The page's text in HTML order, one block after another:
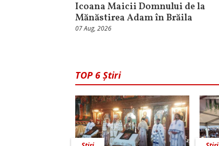
Icoana Maicii Domnului de la
Mănăstirea Adam în Brăila
07 Aug, 2026
TOP 6 Știri